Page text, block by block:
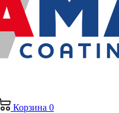
Корзина 0